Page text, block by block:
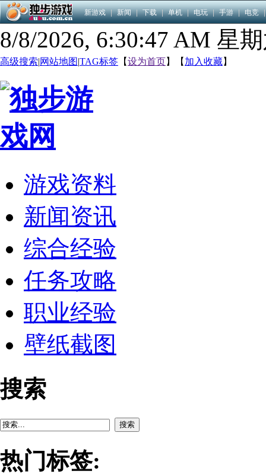
新游戏 | 新闻 | 下载 | 单机 | 电玩 | 手游 | 电竞 |
8/8/2026, 6:30:48 AM 星
高级搜索|网站地图|TAG标签 【设为首页】【 加入收藏】
游戏资料
新闻资讯
综合经验
任务攻略
职业经验
壁纸截图
搜索
搜索
热门标签: